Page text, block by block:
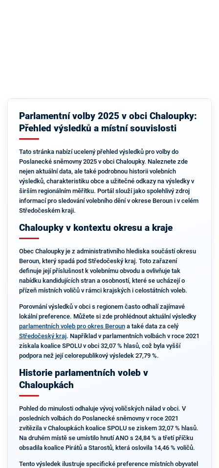
Parlamentní volby 2025 v obci Chaloupky:
Přehled výsledků a místní souvislosti
Tato stránka nabízí ucelený přehled výsledků pro volby do
Poslanecké sněmovny 2025 v obci Chaloupky. Naleznete zde
nejen aktuální data, ale také podrobnou historii volebních
výsledků, charakteristiku obce a užitečné odkazy na výsledky v
širším regionálním měřítku. Portál slouží jako spolehlivý zdroj
informací pro sledování volebního dění v okrese Beroun i v celém
Středočeském kraji.
Chaloupky v kontextu okresu a kraje
Obec Chaloupky je z administrativního hlediska součástí okresu
Beroun, který spadá pod Středočeský kraj. Toto zařazení
definuje její příslušnost k volebnímu obvodu a ovlivňuje tak
nabídku kandidujících stran a osobností, které se ucházejí o
přízeň místních voličů v rámci krajských i celostátních voleb.
Porovnání výsledků v obci s regionem často odhalí zajímavé
lokální preference. Můžete si zde prohlédnout aktuální výsledky
parlamentních voleb pro okres Berouna také data za celý
Středočeský kraj. Například v parlamentních volbách v roce 2021
získala koalice SPOLU v obci 32,07 % hlasů, což byla vyšší
podpora než její celorepublikový výsledek 27,79 %.
Historie parlamentních voleb v
Chaloupkách
Pohled do minulosti odhaluje vývoj voličských nálad v obci. V
posledních volbách do Poslanecké sněmovny v roce 2021
zvítězila v Chaloupkách koalice SPOLU se ziskem 32,07 % hlasů.
Na druhém místě se umístilo hnutí ANO s 24,84 % a třetí příčku
obsadila koalice Pirátů a Starostů, která oslovila 14,46 % voličů.
Tento výsledek ilustruje specifické preference místních obyvatel